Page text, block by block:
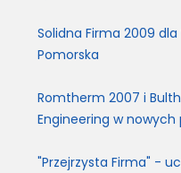
Solidna Firma 2009
Pomorska
Romtherm 2007 i
Engineering w nowych
"Przejrzysta Firma" -